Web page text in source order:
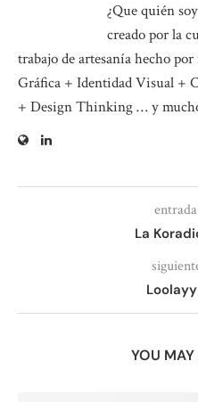
¿Que quién
creado por la
trabajo de artesanía hecho
Gráfica + Identidad Visual +
+ Design Thinking … y
La
YOU